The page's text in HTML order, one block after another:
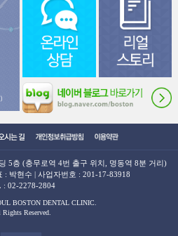
5층 (충무로역 4번 출구 위치, 명동역 8분 거리)
: 박현수 | 사업자번호 : 201-17-83918
: 02-2278-2804
BOSTON DENTAL CLINIC.
Reserved.